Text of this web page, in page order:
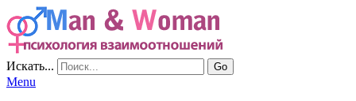
Искать... Go
Menu